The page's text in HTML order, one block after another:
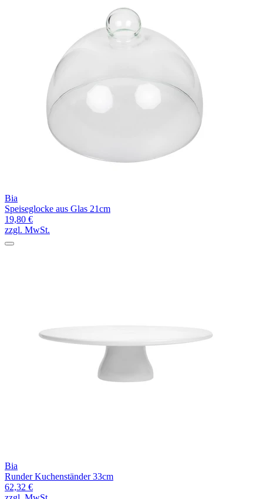
Bia
Speiseglocke aus Glas 21cm
19,80 €
zzgl. MwSt.
Bia
Runder Kuchenständer 33cm
62,32 €